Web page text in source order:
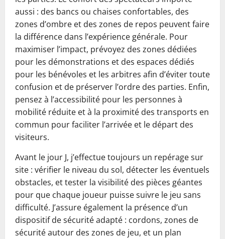
aussi : des bancs ou chaises confortables, des
zones d’ombre et des zones de repos peuvent faire
la différence dans l’expérience générale. Pour
maximiser l’impact, prévoyez des zones dédiées
pour les démonstrations et des espaces dédiés
pour les bénévoles et les arbitres afin d’éviter toute
confusion et de préserver l’ordre des parties. Enfin,
pensez à l’accessibilité pour les personnes à
mobilité réduite et à la proximité des transports en
commun pour faciliter l’arrivée et le départ des
visiteurs.
Avant le jour J, j’effectue toujours un repérage sur
site : vérifier le niveau du sol, détecter les éventuels
obstacles, et tester la visibilité des pièces géantes
pour que chaque joueur puisse suivre le jeu sans
difficulté. J’assure également la présence d’un
dispositif de sécurité adapté : cordons, zones de
sécurité autour des zones de jeu, et un plan